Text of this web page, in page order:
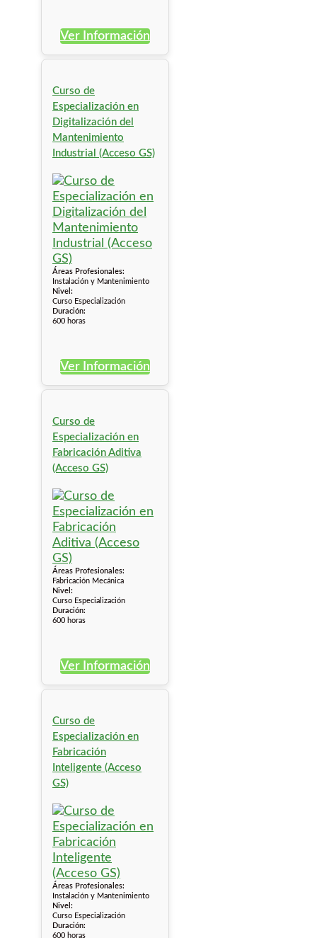
Ver Información
Curso de
Especialización en
Digitalización del
Mantenimiento
Industrial (Acceso GS)
Áreas Profesionales:
Instalación y Mantenimiento
Nivel:
Curso Especialización
Duración:
600 horas
Ver Información
Curso de
Especialización en
Fabricación Aditiva
(Acceso GS)
Áreas Profesionales:
Fabricación Mecánica
Nivel:
Curso Especialización
Duración:
600 horas
Ver Información
Curso de
Especialización en
Fabricación
Inteligente (Acceso
GS)
Áreas Profesionales:
Instalación y Mantenimiento
Nivel:
Curso Especialización
Duración:
600 horas